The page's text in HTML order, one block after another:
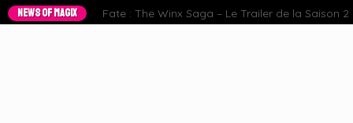
NEWS OF MAGIX Fate : The Winx Saga – Le Trailer de la Saison